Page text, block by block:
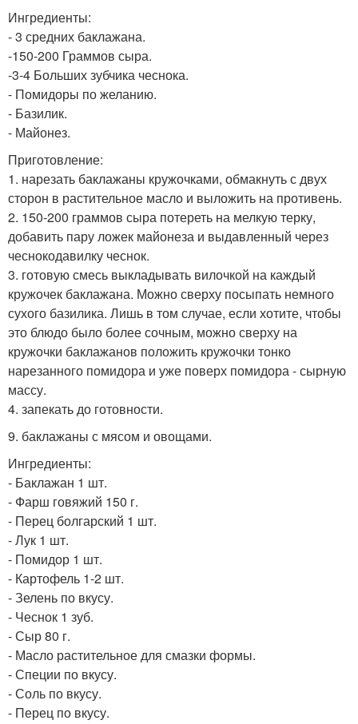
Ингредиенты:
- 3 средних баклажана.
-150-200 Граммов сыра.
-3-4 Больших зубчика чеснока.
- Помидоры по желанию.
- Базилик.
- Майонез.
Приготовление:
1. нарезать баклажаны кружочками, обмакнуть с двух
сторон в растительное масло и выложить на противень.
2. 150-200 граммов сыра потереть на мелкую терку,
добавить пару ложек майонеза и выдавленный через
чеснокодавилку чеснок.
3. готовую смесь выкладывать вилочкой на каждый
кружочек баклажана. Можно сверху посыпать немного
сухого базилика. Лишь в том случае, если хотите, чтобы
это блюдо было более сочным, можно сверху на
кружочки баклажанов положить кружочки тонко
нарезанного помидора и уже поверх помидора - сырную
массу.
4. запекать до готовности.
9. баклажаны с мясом и овощами.
Ингредиенты:
- Баклажан 1 шт.
- Фарш говяжий 150 г.
- Перец болгарский 1 шт.
- Лук 1 шт.
- Помидор 1 шт.
- Картофель 1-2 шт.
- Зелень по вкусу.
- Чеснок 1 зуб.
- Сыр 80 г.
- Масло растительное для смазки формы.
- Специи по вкусу.
- Соль по вкусу.
- Перец по вкусу.